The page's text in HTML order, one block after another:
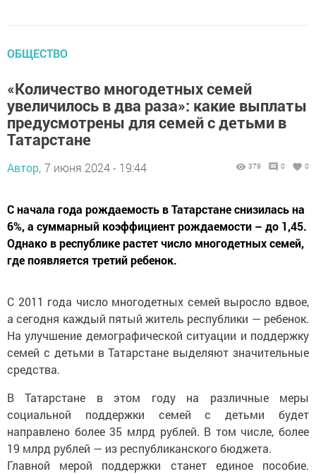
ОБЩЕСТВО
«Количество многодетных семей
увеличилось в два раза»: какие выплаты
предусмотрены для семей с детьми в
Татарстане
Автор, 7 июня 2024 - 19:44 379 0 0
С начала года рождаемость в Татарстане снизилась на
6%, а суммарный коэффициент рождаемости – до 1,45.
Однако в республике растет число многодетных семей,
где появляется третий ребенок.
С 2011 года число многодетных семей выросло вдвое,
а сегодня каждый пятый житель республики — ребенок.
На улучшение демографической ситуации и поддержку
семей с детьми в Татарстане выделяют значительные
средства.
В Татарстане в этом году на различные меры
социальной поддержки семей с детьми будет
направлено более 35 млрд рублей. В том числе, более
19 млрд рублей — из республиканского бюджета.
Главной мерой поддержки станет единое пособие.